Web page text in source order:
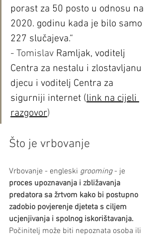
porast za 50 posto u odnosu na
2020. godinu kada je bilo samo
227 slučajeva.“
- Tomislav Ramljak, voditelj
Centra za nestalu i zlostavljanu
djecu i voditelj Centra za
sigurniji internet (link na cijeli
razgovor)
Što je vrbovanje
Vrbovanje - engleski grooming - je
proces upoznavanja i zbližavanja
predatora sa žrtvom kako bi postupno
zadobio povjerenje djeteta s ciljem
ucjenjivanja i spolnog iskorištavanja.
Počinitelj može biti nepoznata osoba ili